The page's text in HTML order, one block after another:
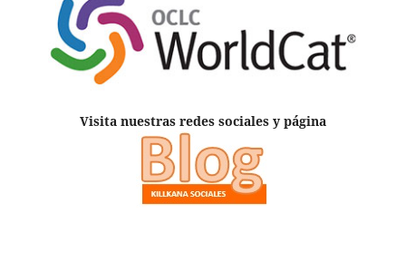
Visita nuestras redes sociales y página